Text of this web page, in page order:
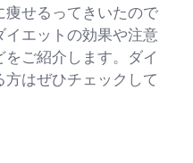
せるってきいたので
エットの効果や注意
ご紹介します。ダイ
はぜひチェックして